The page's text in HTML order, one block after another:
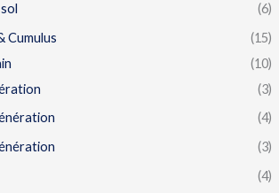
(6)
Cumulus
(15)
(10)
(3)
(4)
(3)
(4)